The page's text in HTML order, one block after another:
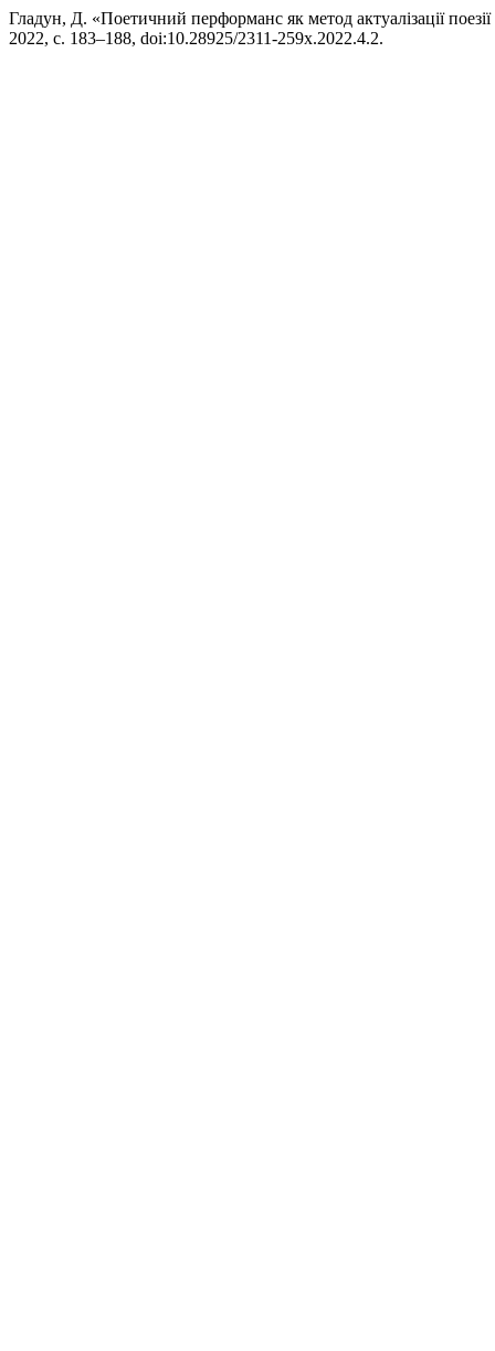
Гладун, Д. «Поетичний перформанс як метод актуалізації
2022, с. 183–188, doi:10.28925/2311-259x.2022.4.2.